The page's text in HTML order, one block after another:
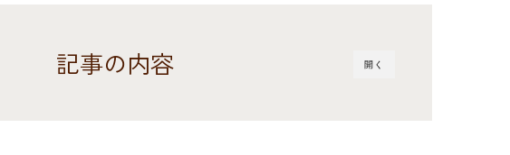
開く
記事の内容